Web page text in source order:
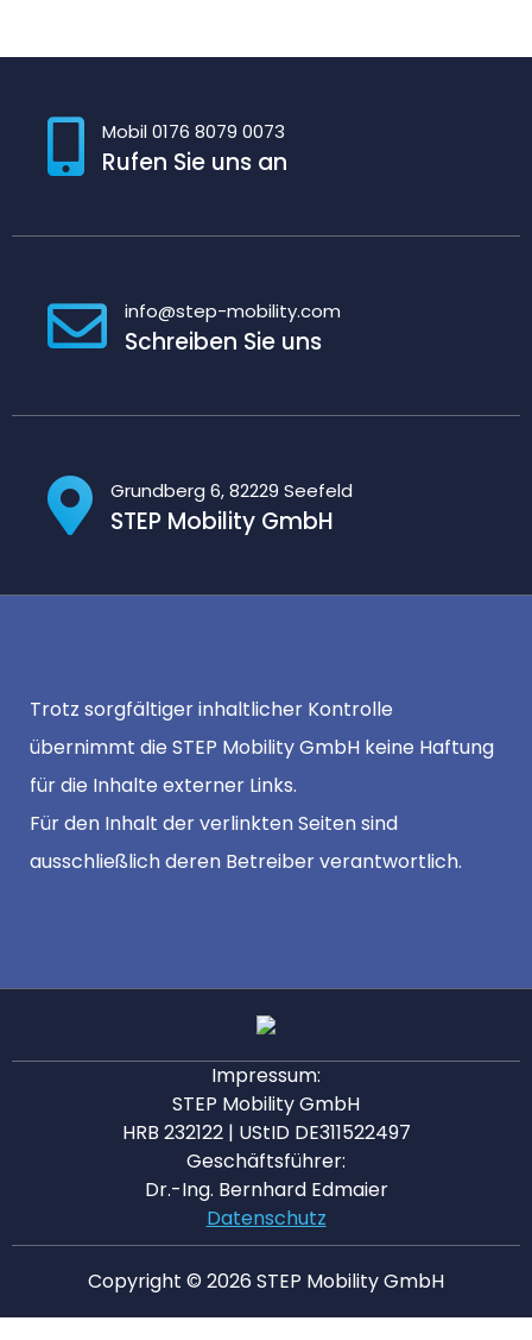
Mobil 0176 8079 0073
Rufen Sie uns an
info@step-mobility.com
Schreiben Sie uns
Grundberg 6, 82229 Seefeld
STEP Mobility GmbH
Trotz sorgfältiger inhaltlicher Kontrolle
übernimmt die STEP Mobility GmbH keine Haftung
für die Inhalte externer Links.
Für den Inhalt der verlinkten Seiten sind
ausschließlich deren Betreiber verantwortlich.
Impressum:
STEP Mobility GmbH
HRB 232122 | UStID DE311522497
Geschäftsführer:
Dr.-Ing. Bernhard Edmaier
Datenschutz
Copyright © 2026 STEP Mobility GmbH